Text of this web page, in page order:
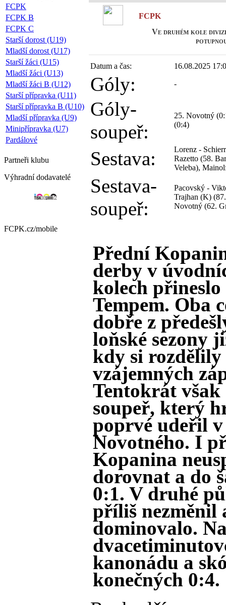
FCPK
FCPK B
FCPK C
Starší dorost (U19)
Mladší dorost (U17)
Starší žáci (U15)
Mladší žáci (U13)
Mladší žáci B (U12)
Starší přípravka (U11)
Starší přípravka B (U10)
Mladší přípravka (U9)
Minipřípravka (U7)
Pardálové
Partneři klubu
Výhradní dodavatelé
FCPK.cz/mobile
FCPK
Ve druhém kole
Datum a čas: 16.08.2025
Góly: -
Góly-
soupeř:
25. Novotný
(0:4)
Sestava:
Lorenz -
Razetto (58.
Veleba),
Sestava-
soupeř:
Pacovský -
Trajhan (K)
Novotný (62.
Přední
derby v
kolech
Tempem. Oba
dobře z
loňské sezony
kdy si
vzájemných
Tentokrát však
soupeř, který
poprvé udeřil
Novotného. I
Kopanina
dorovnat a do
0:1. V druhé
příliš nezměnil
dominovalo.
kanonádu a
konečných 0:4.